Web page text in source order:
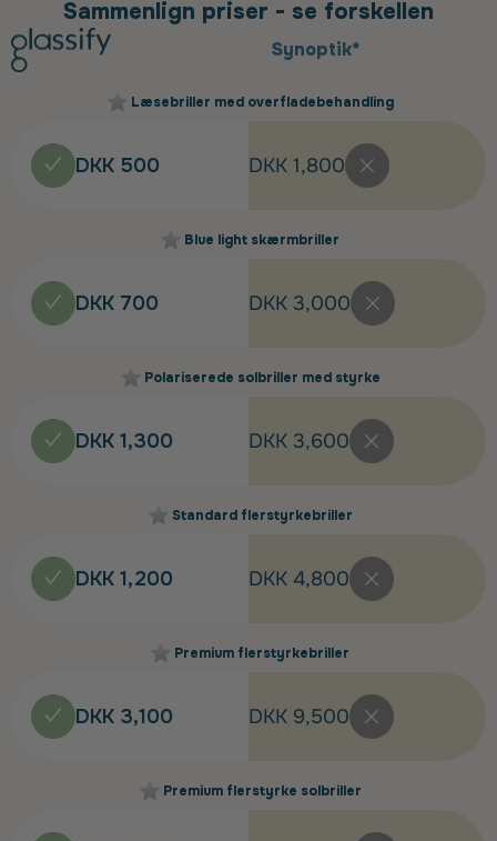
Sammenlign priser - se forskellen
Synoptik*
Læsebriller med overfladebehandling
DKK 500 DKK 1,800
Blue light skærmbriller
DKK 700 DKK 3,000
Polariserede solbriller med styrke
DKK 1,300 DKK 3,600
Standard flerstyrkebriller
DKK 1,200 DKK 4,800
Premium flerstyrkebriller
DKK 3,100 DKK 9,500
Premium flerstyrke solbriller